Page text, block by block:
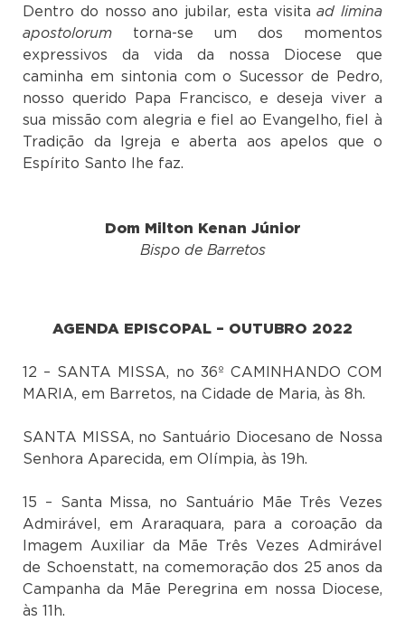
Dentro do nosso ano jubilar, esta visitaad limina
apostolorum torna-se um dos momentos
expressivos da vida da nossa Diocese que
caminha em sintonia com o Sucessor de Pedro,
nosso querido Papa Francisco, e deseja viver a
sua missão com alegria e fiel ao Evangelho, fiel à
Tradição da Igreja e aberta aos apelos que o
Espírito Santo lhe faz.
Dom Milton Kenan Júnior
Bispo de Barretos
AGENDA EPISCOPAL – OUTUBRO 2022
12 – SANTA MISSA, no 36º CAMINHANDO COM
MARIA, em Barretos, na Cidade de Maria, às 8h.
SANTA MISSA, no Santuário Diocesano de Nossa
Senhora Aparecida, em Olímpia, às 19h.
15 – Santa Missa, no Santuário Mãe Três Vezes
Admirável, em Araraquara, para a coroação da
Imagem Auxiliar da Mãe Três Vezes Admirável
de Schoenstatt, na comemoração dos 25 anos da
Campanha da Mãe Peregrina em nossa Diocese,
às 11h.